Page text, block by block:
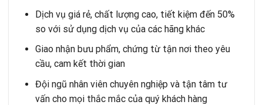
Dịch vụ giá rẻ, chất lượng cao, tiết kiệm đến 50%
so với sử dụng dịch vụ của các hãng khác
Giao nhận bưu phẩm, chứng từ tận nơi theo yêu
cầu, cam kết thời gian
Đội ngũ nhân viên chuyên nghiệp và tận tâm tư
vấn cho mọi thắc mắc của quý khách hàng